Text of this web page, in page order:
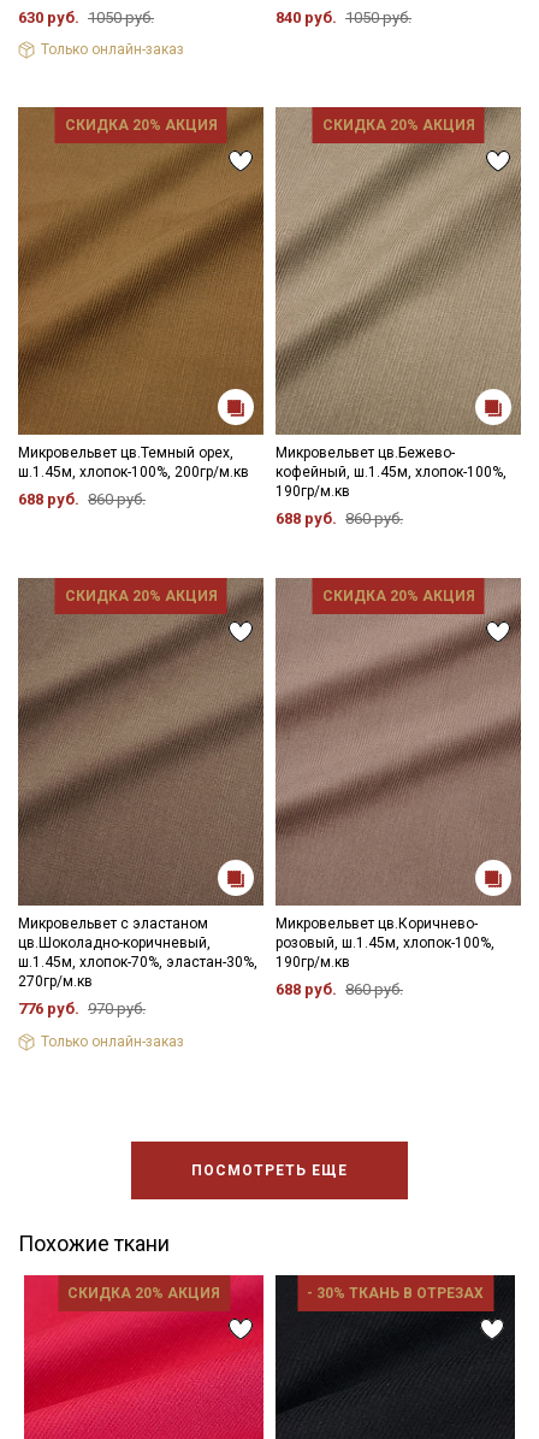
630 руб. 1050 руб.
Только онлайн-заказ
840 руб. 1050 руб.
СКИДКА 20% АКЦИЯ
Микровельвет цв.Темный орех,
ш.1.45м, хлопок-100%, 200гр/м.кв
688 руб. 860 руб.
СКИДКА 20% АКЦИЯ
Микровельвет цв.Бежево-
кофейный, ш.1.45м, хлопок-100%,
190гр/м.кв
688 руб. 860 руб.
СКИДКА 20% АКЦИЯ
Микровельвет с эластаном
цв.Шоколадно-коричневый,
ш.1.45м, хлопок-70%, эластан-30%,
270гр/м.кв
776 руб. 970 руб.
Только онлайн-заказ
СКИДКА 20% АКЦИЯ
Микровельвет цв.Коричнево-
розовый, ш.1.45м, хлопок-100%,
190гр/м.кв
688 руб. 860 руб.
ПОСМОТРЕТЬ ЕЩЕ
Похожие ткани
СКИДКА 20% АКЦИЯ - 30% ТКАНЬ В ОТРЕЗАХ